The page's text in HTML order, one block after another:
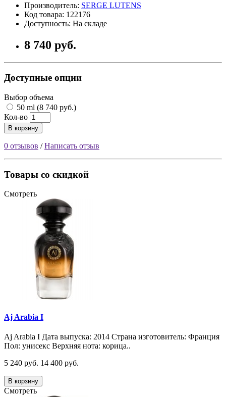
Производитель: SERGE LUTENS
Код товара: 122176
Доступность: На складе
8 740 руб.
Доступные опции
Выбор объема
50 ml (8 740 руб.)
Кол-во
В корзину
0 отзывов /Написать отзыв
Товары со скидкой
Смотреть
Aj Arabia I
Aj Arabia I Дата выпуска: 2014 Страна изготовитель: Франция
Пол: унисекс Верхняя нота: корица..
5 240 руб. 14 400 руб.
В корзину
Смотреть